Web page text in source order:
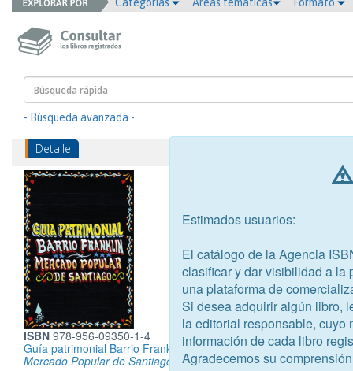
- Búsqueda avanzada -
Detalle
ISBN 978-956-09350-1-4
Guía patrimonial Barrio Franklin
Mercado Popular de Santiago
Estimados usuarios:
El catálogo de la Agencia
clasificar y dar visibilidad a la
una plataforma de
Si desea adquirir algún libro,
la editorial responsable, cuyo
información de cada libro
Agradecemos su